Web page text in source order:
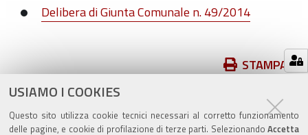
USIAMO I COOKIES
Questo sito utilizza cookie tecnici necessari al corretto funzionamento
delle pagine, e cookie di profilazione di terze parti. Selezionando Accetta
Delibera di Giunta Comunale n. 49/2014
documento
STAMPA
pubblicato il14/11/2014
ultima modifica12/02/2019